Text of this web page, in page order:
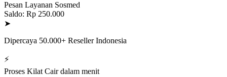
Pesan Layanan Sosmed
Saldo: Rp 250.000
➤
Dipercaya 50.000+ Reseller Indonesia
⚡
Proses Kilat Cair dalam menit